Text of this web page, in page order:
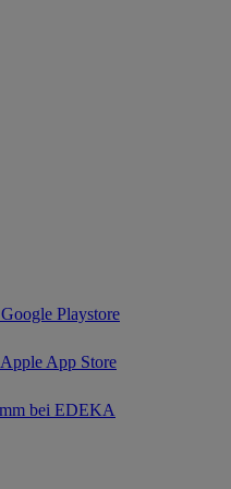
Playstore
App Store
bei EDEKA